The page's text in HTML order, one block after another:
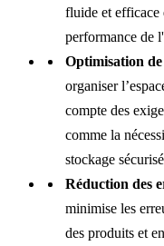
fluide et efficace
performance de
Optimisation de
organiser
compte des
comme la
stockage
Réduction des
minimise les
des produits et